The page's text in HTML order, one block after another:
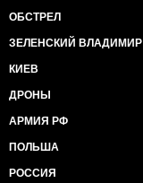
ОБСТРЕЛ
ЗЕЛЕНСКИЙ ВЛАДИМИР
КИЕВ
ДРОНЫ
АРМИЯ РФ
ПОЛЬША
РОССИЯ